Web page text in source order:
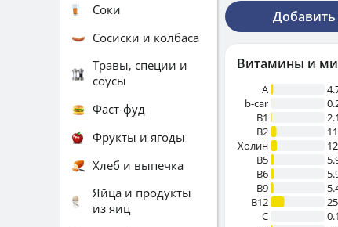
Витамины и
A
b-car
В1
B2
Холин
B5
B6
B9
B12
C
Соки
Сосиски и колбаса
Травы, специи и
соусы
Фаст-фуд
Фрукты и ягоды
Хлеб и выпечка
Яйца и продукты
из яиц